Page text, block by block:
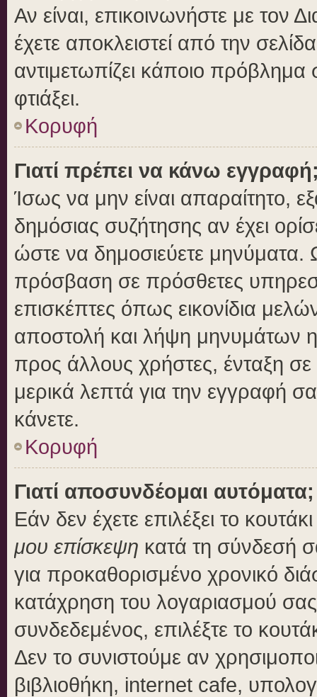
Αν είναι, επικοινωνήστε με τον
έχετε αποκλειστεί από την
αντιμετωπίζει κάποιο πρόβλημα
φτιάξει.
Κορυφή
Γιατί πρέπει να κάνω
Ίσως να μην είναι απαραίτητο,
δημόσιας συζήτησης αν έχει
ώστε να δημοσιεύετε μηνύματα.
πρόσβαση σε πρόσθετες
επισκέπτες όπως εικονίδια
αποστολή και λήψη μηνυμάτων
προς άλλους χρήστες, ένταξη
μερικά λεπτά για την εγγραφή
κάνετε.
Κορυφή
Γιατί αποσυνδέομαι αυτόματα;
Εάν δεν έχετε επιλέξει το
μου επίσκεψη κατά τη σύνδεσή
για προκαθορισμένο χρονικό
κατάχρηση του λογαριασμού
συνδεδεμένος, επιλέξτε το
Δεν το συνιστούμε αν
βιβλιοθήκη, internet cafe,